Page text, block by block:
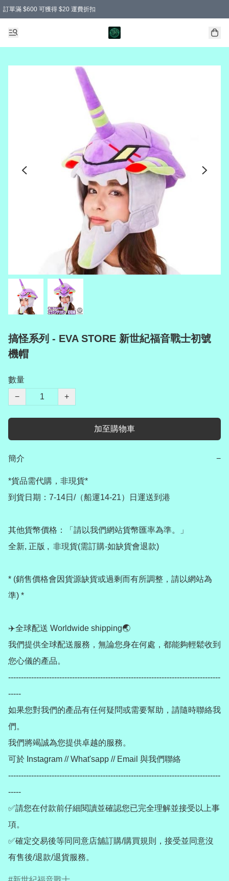
訂單滿 $600 可獲得 $20 運費折扣
搞怪系列 - EVA STORE 新世紀福音戰士初號
機帽
數量
−
+
加至購物車
簡介 −
*貨品需代購，非現貨*
到貨日期：7-14日/（船運14-21）日運送到港
其他貨幣價格：「請以我們網站貨幣匯率為準。」
全新, 正版 ,  非現貨(需訂購-如缺貨會退款)
* (銷售價格會因貨源缺貨或過剩而有所調整，請以網站為
準) *
✈️全球配送 Worldwide shipping🌏
我們提供全球配送服務，無論您身在何處，都能夠輕鬆收到
您心儀的產品。
-----------------------------------------------------------------------------------
-----
如果您對我們的產品有任何疑問或需要幫助，請隨時聯絡我
們。
我們將竭誠為您提供卓越的服務。
可於 Instagram // What'sapp // Email 與我們聯絡
-----------------------------------------------------------------------------------
-----
✅請您在付款前仔細閱讀並確認您已完全理解並接受以上事
項。
✅確定交易後等同同意店舖訂購/購買規則，接受並同意沒
有售後/退款/退貨服務。